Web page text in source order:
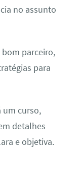
no assunto
parceiro,
para
um curso,
detalhes
e objetiva.